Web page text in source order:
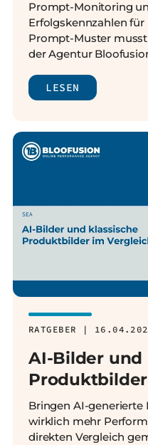
Prompt-Monitoring
Erfolgskennzahlen für
Prompt-Muster
der Agentur
LESEN
RATGEBER |
AI-Bilder und
Bringen AI-generierte
wirklich mehr
direkten Vergleich